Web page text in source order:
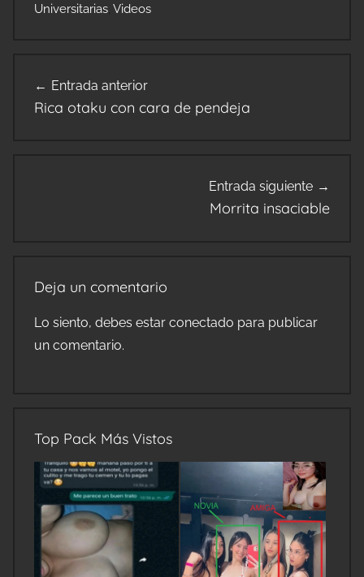
Universitarias Videos
de
Entrada anterior
Rica otaku con cara de pendeja
Entrada siguiente
Morrita insaciable
Deja un comentario
Lo siento, debes estar conectado para publicar
un comentario.
Top Pack Más Vistos